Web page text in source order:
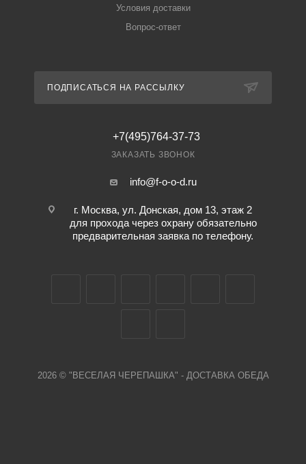
Условия доставки
Вопрос-ответ
ПОДПИСАТЬСЯ НА РАССЫЛКУ
+7(495)764-37-73
ЗАКАЗАТЬ ЗВОНОК
info@f-o-o-d.ru
г. Москва, ул. Донская, дом 13, этаж 2
для прохода через охрану обязательно
предварительная заявка по телефону.
2026 © "ВЕСЕЛАЯ ЧЕРЕПАШКА" - ДОСТАВКА ОБЕДА